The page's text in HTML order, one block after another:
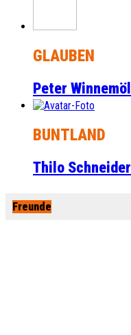
GLAUBEN
Peter
BUNTLAND
Thilo Schneider
Freunde